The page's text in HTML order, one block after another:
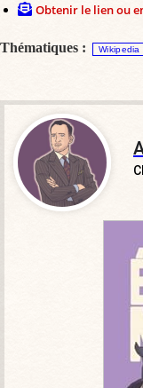
Obtenir le lien ou
Thématiques : Wikipedia